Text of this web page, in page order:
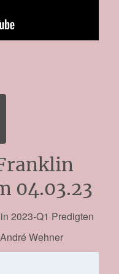
04.03.23
in 2023-Q1 Predigten
André Wehner